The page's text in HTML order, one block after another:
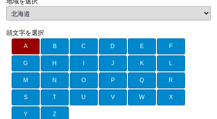
頭文字を選択
A B C D E F
G H J K
M N O P Q R
S T U V W X
Y Z